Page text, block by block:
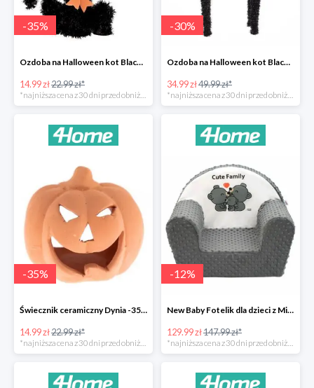
-35%
Ozdoba na Halloween kot Blackie -35%
14.99 zł22.99 zł*
-30%
Ozdoba na Halloween kot Black -35%
34.99 zł49.99 zł*
-35%
Świecznik ceramiczny Dynia -35%
14.99 zł22.99 zł*
*najniższa cena z 30 dni przed obniżką
-12%
New Baby Fotelik dla dzieci z Minky Cute Family -12%
129.99 zł147.99 zł*
*najniższa cena z 30 dni przed obniżką